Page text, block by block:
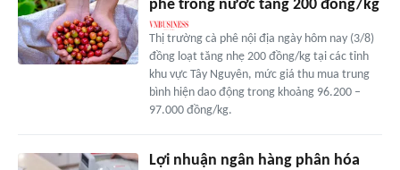
phê trong nước tăng 200 đồng/kg
Thị trường cà phê nội địa ngày hôm nay (3/8)
đồng loạt tăng nhẹ 200 đồng/kg tại các tỉnh
khu vực Tây Nguyên, mức giá thu mua trung
bình hiện dao động trong khoảng 96.200 –
97.000 đồng/kg.
Lợi nhuận ngân hàng phân hóa